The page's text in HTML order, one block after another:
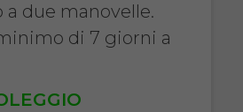
due manovelle.
di 7 giorni a